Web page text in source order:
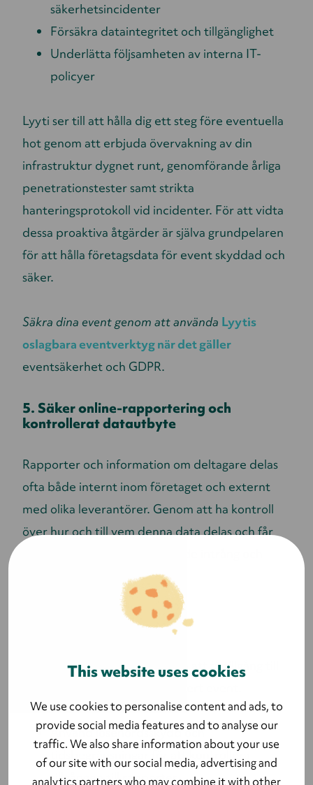
This website uses cookies
We use cookies to personalise content and ads, to
provide social media features and to analyse our
traffic. We also share information about your use
of our site with our social media, advertising and
analytics partners who may combine it with other
säkerhetsincidenter
Försäkra dataintegritet och tillgänglighet
Underlätta följsamheten av interna IT-
policyer
Lyyti ser till att hålla dig ett steg före eventuella
hot genom att erbjuda övervakning av din
infrastruktur dygnet runt, genomförande årliga
penetrationstester samt strikta
hanteringsprotokoll vid incidenter. För att vidta
dessa proaktiva åtgärder är själva grundpelaren
för att hålla företagsdata för event skyddad och
säker.
Säkra dina event genom att använda Lyytis
oslagbara eventverktyg när det gäller
eventsäkerhet och GDPR.
5. Säker online-rapportering och
kontrollerat datautbyte
Rapporter och information om deltagare delas
ofta både internt inom företaget och externt
med olika leverantörer. Genom att ha kontroll
över hur och till vem denna data delas och får
Förhindra obehöriga från att få tillgång till
Använd lösenordsskydd och
tidsbegränsningar för att kontrollera
tillgången till rapporter.